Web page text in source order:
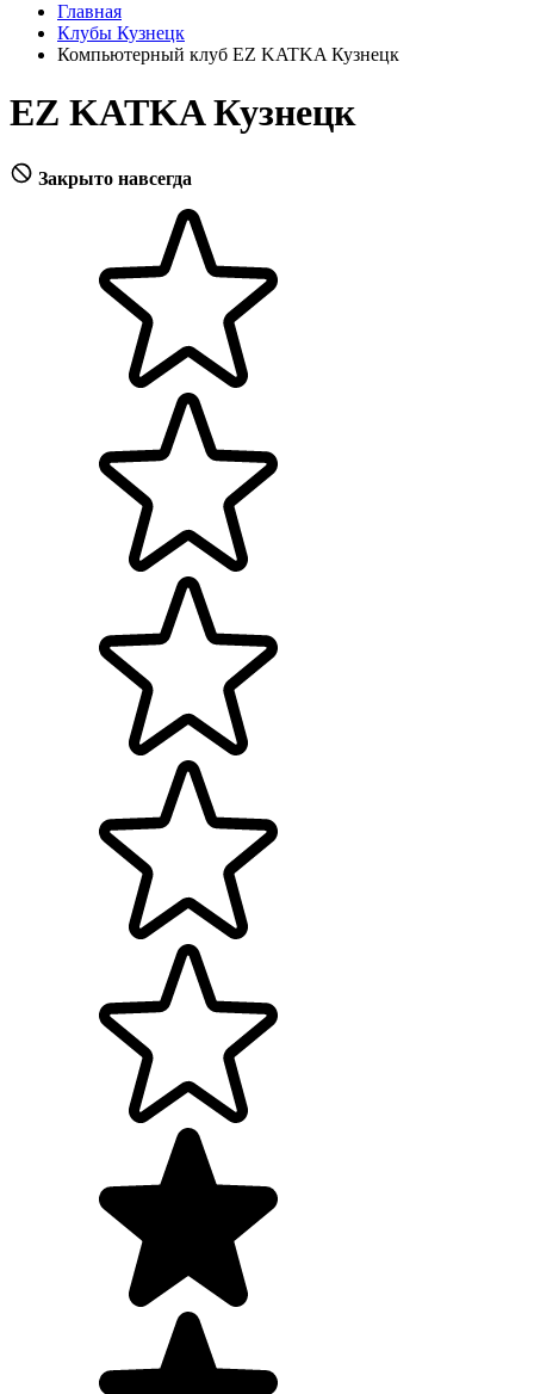
Главная
Клубы Кузнецк
Компьютерный клуб EZ KATKA Кузнецк
EZ KATKA Кузнецк
Закрыто навсегда